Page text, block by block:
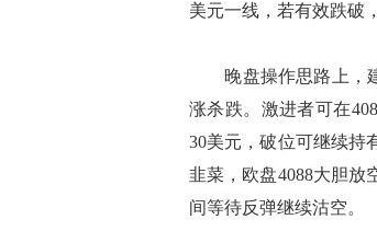
美元一线，若有效跌破
晚盘操作思路上，建
涨杀跌。激进者可在
30美元，破位可继续持
韭菜，欧盘4088大胆放
间等待反弹继续沽空。